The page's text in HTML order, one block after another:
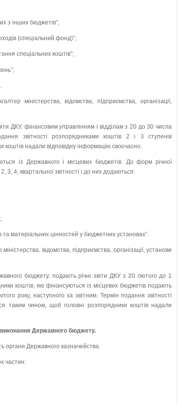
з інших бюджетів”;
(спеціальний фонд)”;
спеціальних коштів”;
міністерства, відомства, підприємства, організації,
ДКУ, фінансовим управлінням і відділам з 20 до 30 числа
звітності розпорядниками коштів 2 і 3 ступенів
надали відповідну інформацію своєчасно.
із Державного і місцевих бюджетів. До форм річної
4, квартальної звітності і до них додаються:
матеріальних цінностей у бюджетних установах”.
відомства, підприємства, організації, установи
бюджету, подають річні звіти ДКУ з 20 лютого до 1
коштів, які фінансуються із місцевих бюджетів подають
року, наступного за звітним. Термін подання звітності
таким чином, щоб головні розпорядники коштів надали
виконання Державного бюджету.
органи Державного казначейства.
частин: